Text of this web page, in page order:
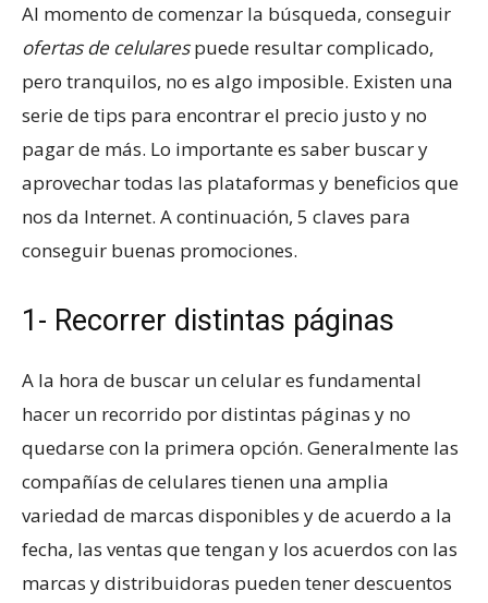
Al momento de comenzar la búsqueda, conseguir
ofertas de celularespuede resultar complicado,
pero tranquilos, no es algo imposible. Existen una
serie de tips para encontrar el precio justo y no
pagar de más. Lo importante es saber buscar y
aprovechar todas las plataformas y beneficios que
nos da Internet. A continuación, 5 claves para
conseguir buenas promociones.
1- Recorrer distintas páginas
A la hora de buscar un celular es fundamental
hacer un recorrido por distintas páginas y no
quedarse con la primera opción. Generalmente las
compañías de celulares tienen una amplia
variedad de marcas disponibles y de acuerdo a la
fecha, las ventas que tengan y los acuerdos con las
marcas y distribuidoras pueden tener descuentos